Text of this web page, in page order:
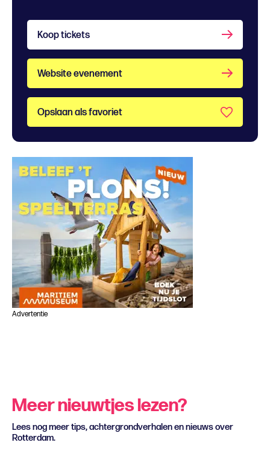
Koop tickets
Website evenement
Opslaan als favoriet
Advertentie
Meer nieuwtjes lezen?
Lees nog meer tips, achtergrondverhalen en nieuws over
Rotterdam.